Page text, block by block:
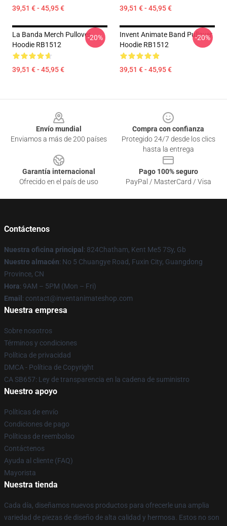
39,51 € - 45,95 € 39,51 € - 45,95 €
La Banda Merch Pullover
Hoodie RB1512
39,51 € - 45,95 €
-20%
Invent Animate Band Pullover
Hoodie RB1512
39,51 € - 45,95 €
-20%
Envío mundial
Enviamos a más de 200 países
Compra con confianza
Protegido 24/7 desde los clics
hasta la entrega
Garantía internacional
Ofrecido en el país de uso
Pago 100% seguro
PayPal / MasterCard / Visa
Contáctenos
Nuestra oficina principal : 824Chatham, Kent Me5 7Sy, Gb
Nuestro almacén: No 5 Chuangye Road, Fuxin City, Guangdong
Province, CN
Hora: 9AM – 5PM (Mon – Fri)
Email : contact@inventanimateshop.com
Nuestra empresa
Sobre nosotros
Términos y condiciones
Política de privacidad
DMCA - Política de Copyright
CA SB657: Ley de transparencia en la cadena de suministro
Nuestro apoyo
Políticas de envío
Condiciones de pago
Políticas de reembolso
Contáctenos
Ayuda al cliente (FAQ)
Mayorista
Nuestra tienda
Cada día, diseñamos nuevos productos para ofrecerle una amplia
variedad de piezas de diseño de alta calidad y hermosa. Estos no son